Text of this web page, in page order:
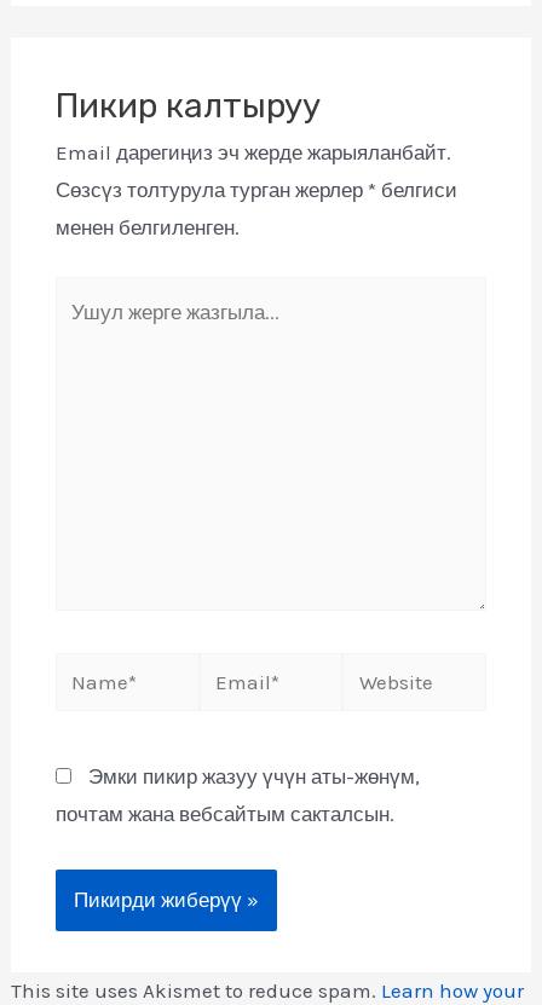
Пикир калтыруу
Email дарегиңиз эч жерде жарыяланбайт.
Сөзсүз толтурула турган жерлер * белгиси
менен белгиленген.
Эмки пикир жазуу үчүн аты-жөнүм,
почтам жана вебсайтым сакталсын.
This site uses Akismet to reduce spam. Learn how your